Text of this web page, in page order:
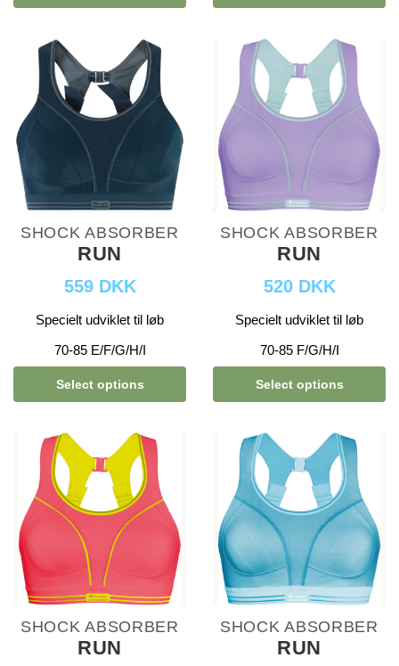
SHOCK ABSORBER
RUN
559 DKK
Specielt udviklet til løb
70-85 E/F/G/H/I
Select options
SHOCK ABSORBER
RUN
520 DKK
Specielt udviklet til løb
70-85 F/G/H/I
Select options
SHOCK ABSORBER
RUN
SHOCK ABSORBER
RUN